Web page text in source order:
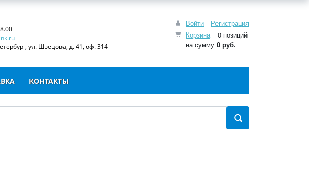
Войти
Регистрация
Корзина
0 позиций
на сумму 0 руб.
ул. Швецова, д. 41, оф. 314
КОНТАКТЫ